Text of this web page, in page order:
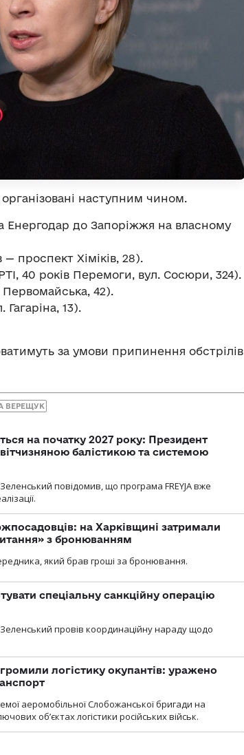
наступним чином.
Енергодар до Запоріжжя на власному
проспект Хіміків, 28).
40 років Перемоги, вул. Сосюри, 324).
42).
13).
за умови припинення обстрілів
ВЕРЕЩУК
на початку 2027 року: Президент
балістикою та системою
повідомив, що програма FREYJA вже
на Харківщині затримали
з бронюванням
який брав гроші за бронювання.
спеціальну санкційну операцію
провів координаційну нараду щодо
логістику окупантів: уражено
аеромобільної Слобожанської бригади на
об’єктах логістики російських військ.